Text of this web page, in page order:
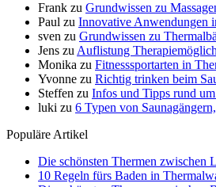
Frank zu Grundwissen zu
Paul zu Innovative Anwendungen
sven zu Grundwissen zu
Jens zuAuflistung
Monika zu Fitnesssportarten in
Yvonne zu Richtig trinken beim
Steffen zu Infos und Tipps rund
luki zu 6 Typen von
Populäre Artikel
Die schönsten Thermen zwischen
10 Regeln fürs Baden in